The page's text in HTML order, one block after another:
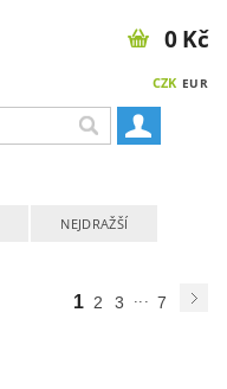
CZK EUR
0 Kč
NEJDRAŽŠÍ
1 2 3 ... 7